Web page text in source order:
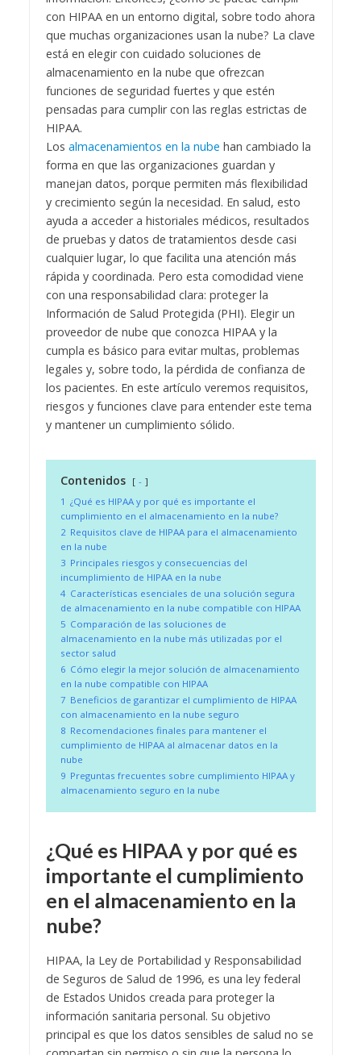
con HIPAA en un entorno digital, sobre todo ahora
que muchas organizaciones usan la nube? La clave
está en elegir con cuidado soluciones de
almacenamiento en la nube que ofrezcan
funciones de seguridad fuertes y que estén
pensadas para cumplir con las reglas estrictas de
HIPAA.
Los almacenamientos en la nube han cambiado la
forma en que las organizaciones guardan y
manejan datos, porque permiten más flexibilidad
y crecimiento según la necesidad. En salud, esto
ayuda a acceder a historiales médicos, resultados
de pruebas y datos de tratamientos desde casi
cualquier lugar, lo que facilita una atención más
rápida y coordinada. Pero esta comodidad viene
con una responsabilidad clara: proteger la
Información de Salud Protegida (PHI). Elegir un
proveedor de nube que conozca HIPAA y la
cumpla es básico para evitar multas, problemas
legales y, sobre todo, la pérdida de confianza de
los pacientes. En este artículo veremos requisitos,
riesgos y funciones clave para entender este tema
y mantener un cumplimiento sólido.
Contenidos
-
1 ¿Qué es HIPAA y por qué es importante el
cumplimiento en el almacenamiento en la nube?
2 Requisitos clave de HIPAA para el almacenamiento
en la nube
3 Principales riesgos y consecuencias del
incumplimiento de HIPAA en la nube
4 Características esenciales de una solución segura
de almacenamiento en la nube compatible con HIPAA
5 Comparación de las soluciones de
almacenamiento en la nube más utilizadas por el
sector salud
6 Cómo elegir la mejor solución de almacenamiento
en la nube compatible con HIPAA
7 Beneficios de garantizar el cumplimiento de HIPAA
con almacenamiento en la nube seguro
8 Recomendaciones finales para mantener el
cumplimiento de HIPAA al almacenar datos en la
nube
9 Preguntas frecuentes sobre cumplimiento HIPAA y
almacenamiento seguro en la nube
¿Qué es HIPAA y por qué es
importante el cumplimiento
en el almacenamiento en la
nube?
HIPAA, la Ley de Portabilidad y Responsabilidad
de Seguros de Salud de 1996, es una ley federal
de Estados Unidos creada para proteger la
información sanitaria personal. Su objetivo
principal es que los datos sensibles de salud no se